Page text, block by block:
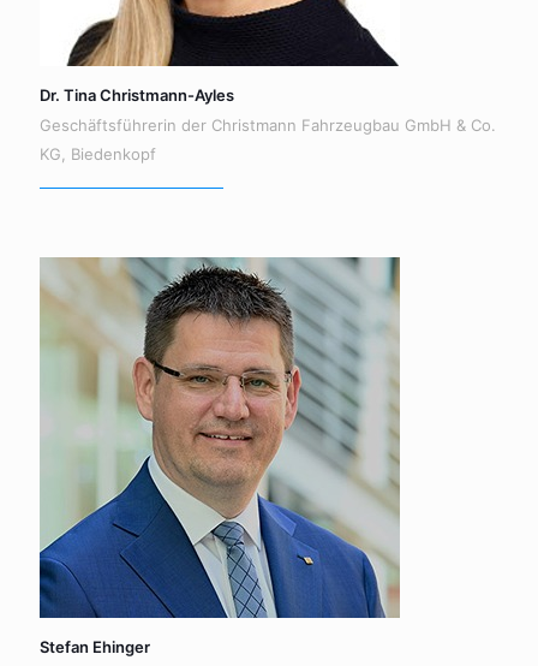
Dr. Tina Christmann-Ayles
Geschäftsführerin der Christmann Fahrzeugbau GmbH & Co.
KG, Biedenkopf
Stefan Ehinger